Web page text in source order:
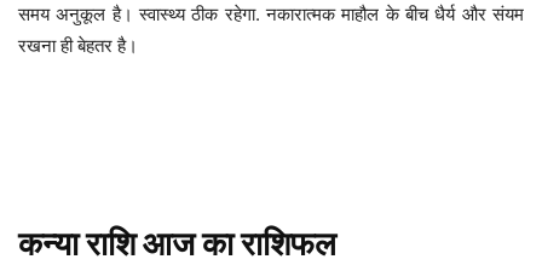
समय अनुकूल है। स्वास्थ्य ठीक रहेगा. नकारात्मक माहौल के बीच धैर्य और संयम
रखना ही बेहतर है।
कन्याराशिआजकाराशिफल